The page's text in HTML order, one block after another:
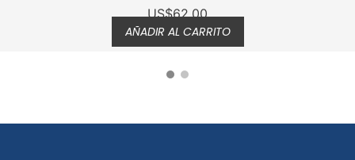
US$50.00
AÑADIR AL CARRITO